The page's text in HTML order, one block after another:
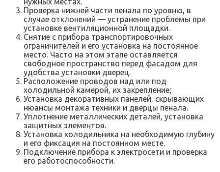
Проверка нижней части пенала по уровню, в
случае отклонений — устранение проблемы при
установке вентиляционной площадки.
Снятие с прибора транспортировочных
ограничителей и его установка на постоянное
место. Часто на этом этапе оставляется
свободное пространство перед фасадом для
удобства установки дверец.
Расположение проводов над или под
холодильной камерой, их закрепление;
Установка декоративных панелей, скрывающих
нюансы монтажа техники и дверцы пенала.
Уплотнение металлических деталей, установка
защитных элементов.
Установка холодильника на необходимую глубину
и его фиксация на постоянном месте.
Подключение прибора к электросети и проверка
его работоспособности.